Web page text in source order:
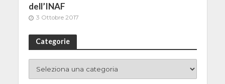
dell’INAF
3 Ottobre 2017
Categorie